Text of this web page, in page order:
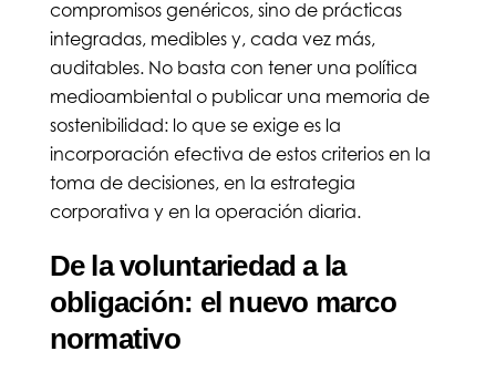
compromisos genéricos, sino de prácticas
integradas, medibles y, cada vez más,
auditables. No basta con tener una política
medioambiental o publicar una memoria de
sostenibilidad: lo que se exige es la
incorporación efectiva de estos criterios en la
toma de decisiones, en la estrategia
corporativa y en la operación diaria.
De la voluntariedad a la
obligación: el nuevo marco
normativo